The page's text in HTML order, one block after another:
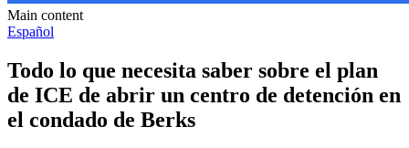
Main content
Español
Todo lo que necesita saber sobre el plan
de ICE de abrir un centro de detención en
el condado de Berks